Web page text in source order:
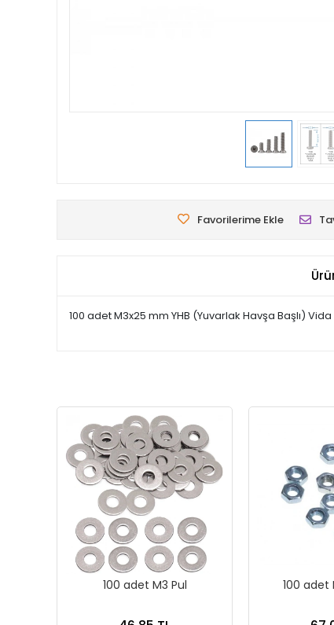
Favorilerime Ekle
100 adet M3x25 mm YHB (Yuvarlak Havşa Başlı) Vida
100 adet M3 Pul 100 adet